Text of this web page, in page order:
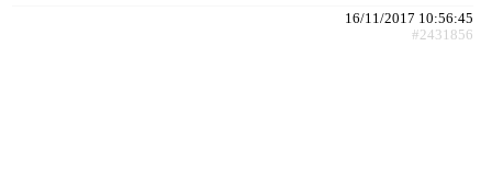
16/11/2017 10:56:45
#2431856